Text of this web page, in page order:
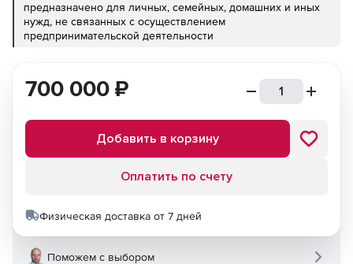
предназначено для личных, семейных, домашних и иных
нужд, не связанных с осуществлением
предпринимательской деятельности
700 000 ₽
Добавить в корзину
Оплатить по счету
Физическая доставка от 7 дней
Поможем с выбором